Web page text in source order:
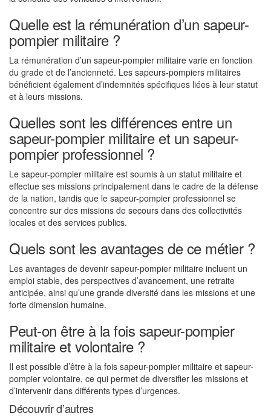
Quelle est la rémunération d’un sapeur-
pompier militaire ?
La rémunération d’un sapeur-pompier militaire varie en fonction
du grade et de l’ancienneté. Les sapeurs-pompiers militaires
bénéficient également d’indemnités spécifiques liées à leur statut
et à leurs missions.
Quelles sont les différences entre un
sapeur-pompier militaire et un sapeur-
pompier professionnel ?
Le sapeur-pompier militaire est soumis à un statut militaire et
effectue ses missions principalement dans le cadre de la défense
de la nation, tandis que le sapeur-pompier professionnel se
concentre sur des missions de secours dans des collectivités
locales et des services publics.
Quels sont les avantages de ce métier ?
Les avantages de devenir sapeur-pompier militaire incluent un
emploi stable, des perspectives d’avancement, une retraite
anticipée, ainsi qu’une grande diversité dans les missions et une
forte dimension humaine.
Peut-on être à la fois sapeur-pompier
militaire et volontaire ?
Il est possible d’être à la fois sapeur-pompier militaire et sapeur-
pompier volontaire, ce qui permet de diversifier les missions et
d’intervenir dans différents types d’urgences.
Découvrir d’autres